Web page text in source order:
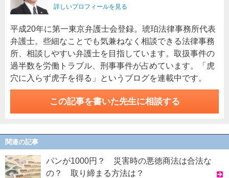
詳しいプロフィールを見る
平成20年に第一東京弁護士会登録。琥珀法律事務所代表
弁護士。些細なことでも気兼ねなく相談できる法律事務
所、相談しやすい弁護士を目指しています。取扱事件の
過半数を労働トラブル、刑事事件が占めています。「虎
穴に入らず虎子を得る」というブログを連載中です。
この記事を書いた先生に相談する
関連の記事
パンが1000円？ 災害時の悪徳商法は合法な
の？ 取り締まる方法は？